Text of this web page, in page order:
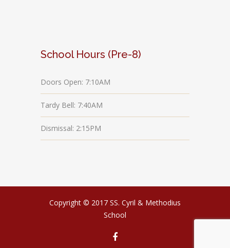
School Hours (Pre-8)
Doors Open: 7:10AM
Tardy Bell: 7:40AM
Dismissal: 2:15PM
Copyright © 2017 SS. Cyril & Methodius
School